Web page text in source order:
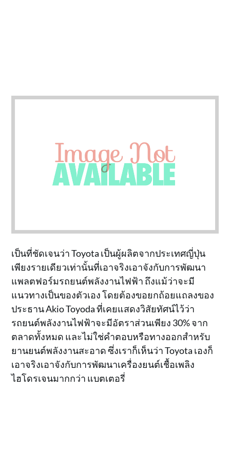
เป็นที่ชัดเจนว่า Toyota เป็นผู้ผลิตจากประเทศญี่ปุ่น
เพียงรายเดียวเท่านั้นที่เอาจริงเอาจังกับการพัฒนา
แพลตฟอร์มรถยนต์พลังงานไฟฟ้า ถึงแม้ว่าจะมี
แนวทางเป็นของตัวเอง โดยต้องขอยกถ้อยแถลงของ
ประธาน Akio Toyoda ที่เคยแสดงวิสัยทัศน์ไว้ว่า
รถยนต์พลังงานไฟฟ้าจะมีอัตราส่วนเพียง 30% จาก
ตลาดทั้งหมด และไม่ใช่คำตอบหรือทางออกสำหรับ
ยานยนต์พลังงานสะอาด ซึ่งเราก็เห็นว่า Toyota เองก็
เอาจริงเอาจังกับการพัฒนาเครื่องยนต์เชื้อเพลิง
ไฮโดรเจนมากกว่า แบตเตอรี่